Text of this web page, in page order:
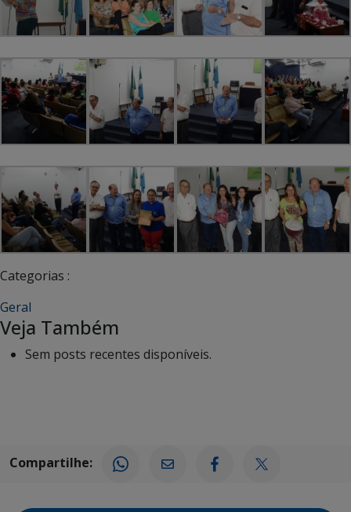
Categorias :
Geral
Veja Também
Sem posts recentes disponíveis.
Compartilhe: